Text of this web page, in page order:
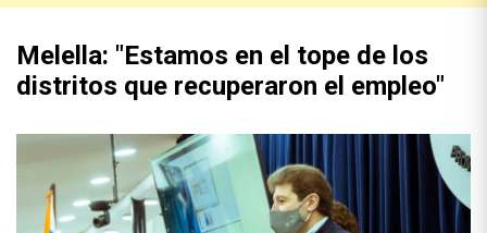
Melella: "Estamos en el tope de los
distritos que recuperaron el empleo"